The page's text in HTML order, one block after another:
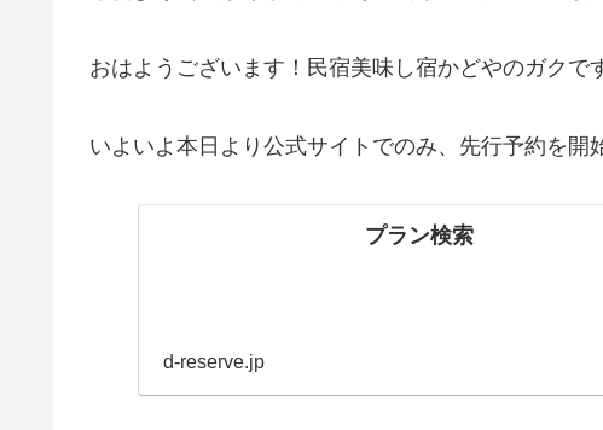
おはようございます！民宿美味し宿かどやのガクで
いよいよ本日より公式サイトでのみ、先行予約を開
プラン検索
d-reserve.jp